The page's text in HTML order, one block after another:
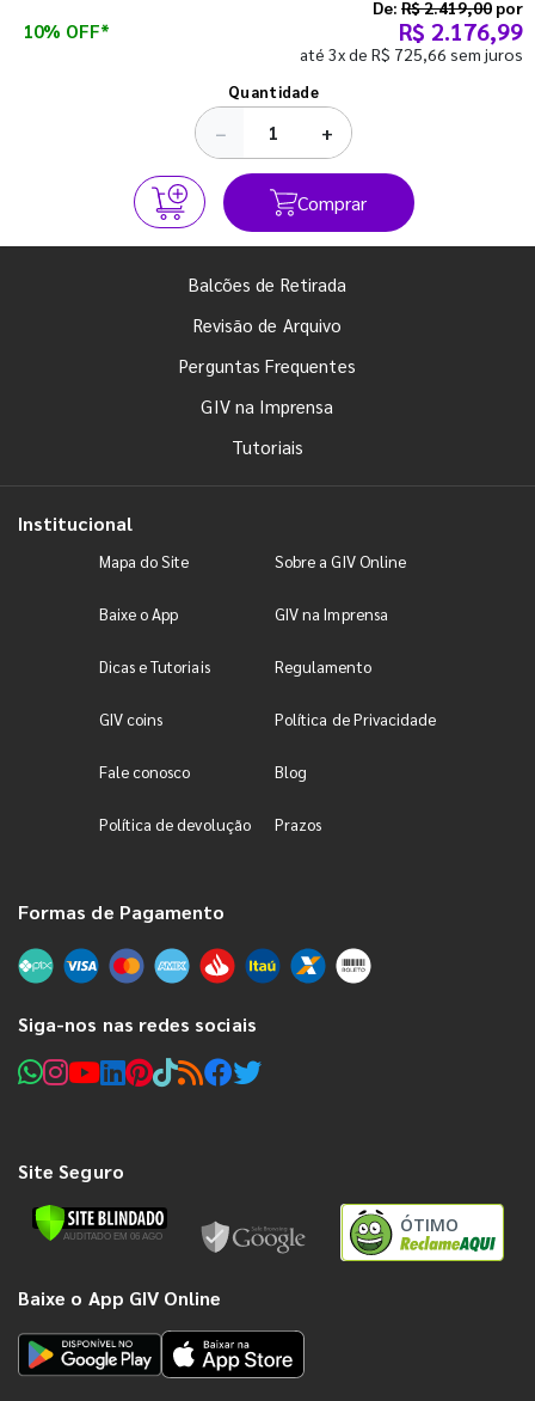
10% OFF*
De: R$ 2.419,00 por
R$ 2.176,99
até 3x de R$ 725,66 sem juros
Quantidade
− +
Comprar
Balcões de Retirada
Revisão de Arquivo
Perguntas Frequentes
GIV na Imprensa
Tutoriais
Institucional
Mapa do Site Sobre a GIV Online
Baixe o App GIV na Imprensa
Dicas e Tutoriais Regulamento
GIV coins Política de Privacidade
Fale conosco Blog
Política de devolução Prazos
Formas de Pagamento
Siga-nos nas redes sociais
Site Seguro
ÓTIMO
Baixe o App GIV Online